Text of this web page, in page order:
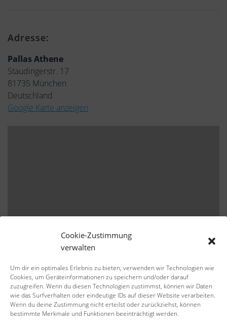
Cookie-Zustimmung
verwalten
Um dir ein optimales Erlebnis zu bieten, verwenden wir Technologien wie
Cookies, um Geräteinformationen zu speichern und/oder darauf
zuzugreifen. Wenn du diesen Technologien zustimmst, können wir Daten
wie das Surfverhalten oder eindeutige IDs auf dieser Website verarbeiten.
Wenn du deine Zustimmung nicht erteilst oder zurückziehst, können
bestimmte Merkmale und Funktionen beeinträchtigt werden.
Adresse:
Pallas Athene
Staudingerstr. 17
81735 München
Deutschland
Google Karte anzeigen